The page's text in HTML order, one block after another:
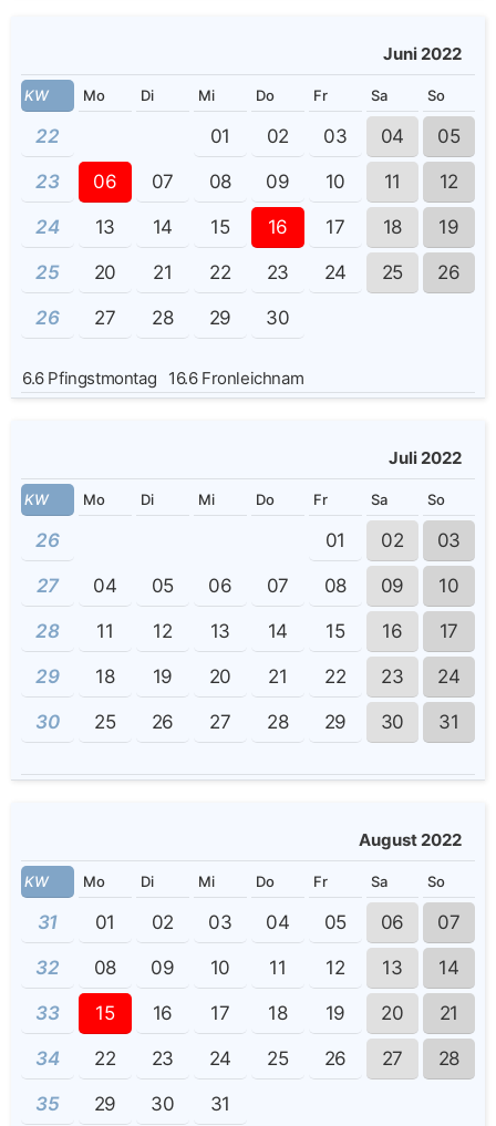
Juni 2022
KW Mo Di Mi Do Fr Sa So
22 01 02 03 04 05
23 06 07 08 09 10 11 12
24 13 14 15 16 17 18 19
25 20 21 22 23 24 25 26
26 27 28 29 30
6.6Pfingstmontag 16.6Fronleichnam
Juli 2022
KW Mo Di Mi Do Fr Sa So
26 01 02 03
27 04 05 06 07 08 09 10
28 11 12 13 14 15 16 17
29 18 19 20 21 22 23 24
30 25 26 27 28 29 30 31
August 2022
KW Mo Di Mi Do Fr Sa So
31 01 02 03 04 05 06 07
32 08 09 10 11 12 13 14
33 15 16 17 18 19 20 21
34 22 23 24 25 26 27 28
35 29 30 31